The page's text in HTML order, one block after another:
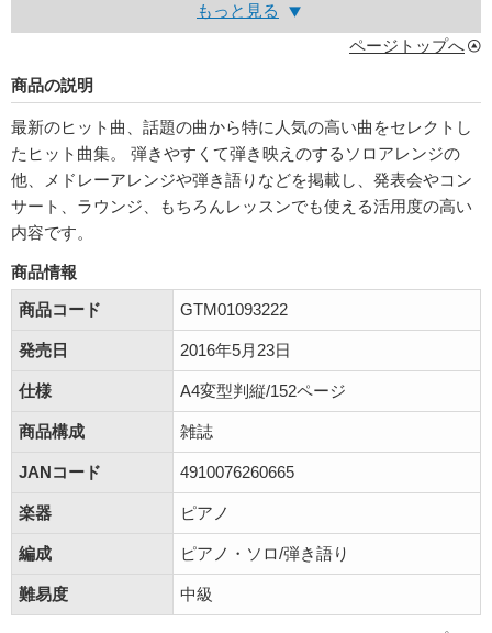
もっと見る
ページトップへ
商品の説明
最新のヒット曲、話題の曲から特に人気の高い曲をセレクトし
たヒット曲集。 弾きやすくて弾き映えのするソロアレンジの
他、メドレーアレンジや弾き語りなどを掲載し、発表会やコン
サート、ラウンジ、もちろんレッスンでも使える活用度の高い
内容です。
商品情報
商品コード
GTM01093222
発売日 2016年5月23日
仕様 A4変型判縦/152ページ
商品構成 雑誌
JANコード 4910076260665
楽器 ピアノ
編成 ピアノ・ソロ/弾き語り
難易度 中級